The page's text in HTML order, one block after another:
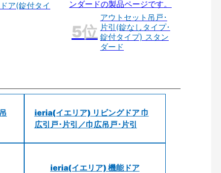
ア(錠付タイ
アウトセット吊戸･
片引(錠なしタイプ･
錠付タイプ) スタン
ダード
ieria(イエリア) リビングドア 巾
広引戸･片引／巾広吊戸･片引
ieria(イエリア) 機能ドア